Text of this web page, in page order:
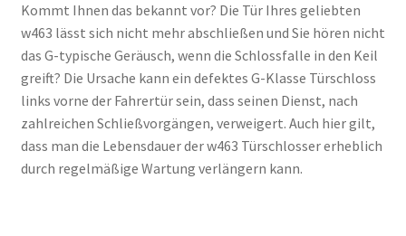
Kommt Ihnen das bekannt vor? Die Tür Ihres geliebten
w463 lässt sich nicht mehr abschließen und Sie hören nicht
das G-typische Geräusch, wenn die Schlossfalle in den Keil
greift? Die Ursache kann ein defektes G-Klasse Türschloss
links vorne der Fahrertür sein, dass seinen Dienst, nach
zahlreichen Schließvorgängen, verweigert. Auch hier gilt,
dass man die Lebensdauer der w463 Türschlosser erheblich
durch regelmäßige Wartung verlängern kann.